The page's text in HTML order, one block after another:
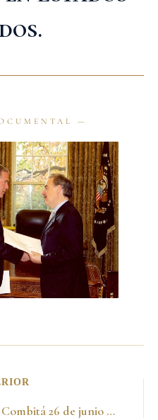
Placa carcel de Combitá. Combitá 26 de junio del 2012